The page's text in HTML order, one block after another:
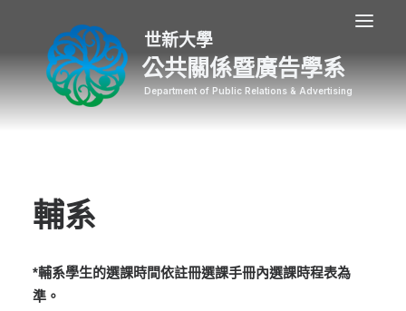
公共關係暨廣告學系
輔系
*輔系學生的選課時間依註冊選課手冊內選課時程表為
準。